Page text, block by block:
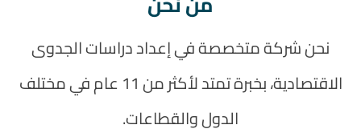
نحن شركة متخصصة في إعداد دراسات الجدوى
الاقتصادية، بخبرة تمتد لأكثر من 11 عام في مختلف
الدول والقطاعات.